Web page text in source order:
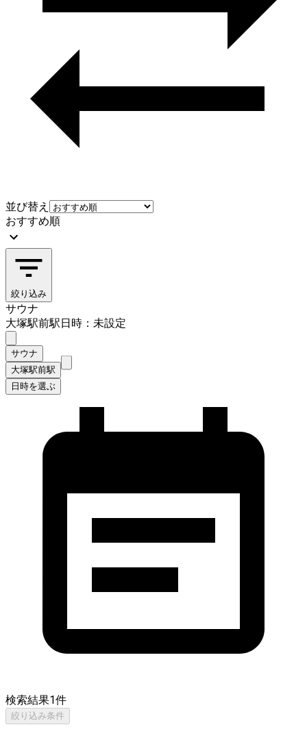
並び替え
おすすめ順
絞り込み
サウナ
大塚駅前駅日時：未設定
サウナ
大塚駅前駅
日時を選ぶ
検索結果1件
絞り込み条件